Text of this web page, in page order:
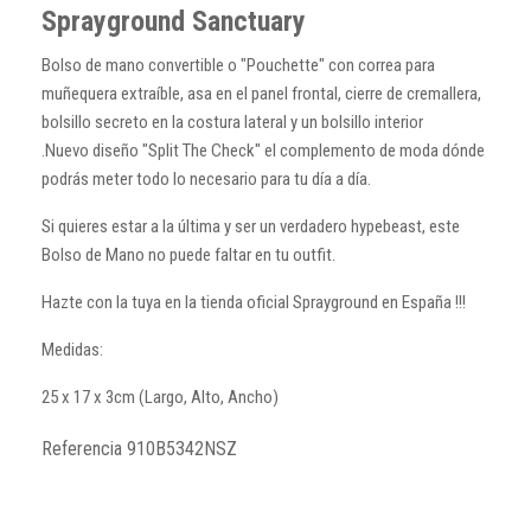
Sprayground Sanctuary
Bolso de mano convertible o "Pouchette" con correa para
muñequera extraíble, asa en el panel frontal, cierre de cremallera,
bolsillo secreto en la costura lateral y un bolsillo interior
.Nuevo diseño "Split The Check" el complemento de moda dónde
podrás meter todo lo necesario para tu día a día.
Si quieres estar a la última y ser un verdadero hypebeast, este
Bolso de Mano no puede faltar en tu outfit.
Hazte con la tuya en la tienda oficial Sprayground en España !!!
Medidas:
25 x 17 x 3cm (Largo, Alto, Ancho)
Referencia 910B5342NSZ